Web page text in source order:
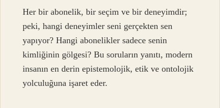
Her bir abonelik, bir seçim ve bir deneyimdir;
peki, hangi deneyimler seni gerçekten sen
yapıyor? Hangi abonelikler sadece senin
kimliğinin gölgesi? Bu soruların yanıtı, modern
insanın en derin epistemolojik, etik ve ontolojik
yolculuğuna işaret eder.